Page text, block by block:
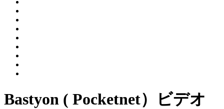
Bastyon ( Pocketnet）ビデオ